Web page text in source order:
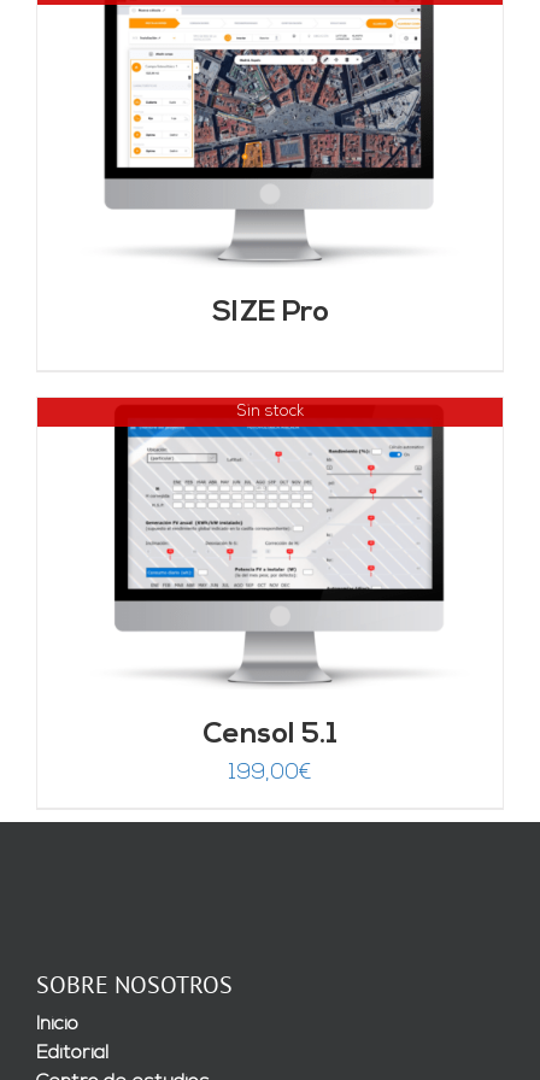
SIZE Pro
Sin stock
Censol 5.1
199,00€
SOBRE NOSOTROS
Inicio
Editorial